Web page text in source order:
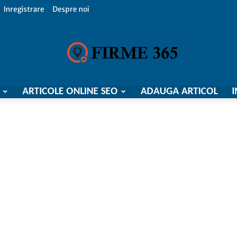
Inregistrare Despre noi
Firme
ARTICOLE ONLINE SEO ADAUGA ARTICOL